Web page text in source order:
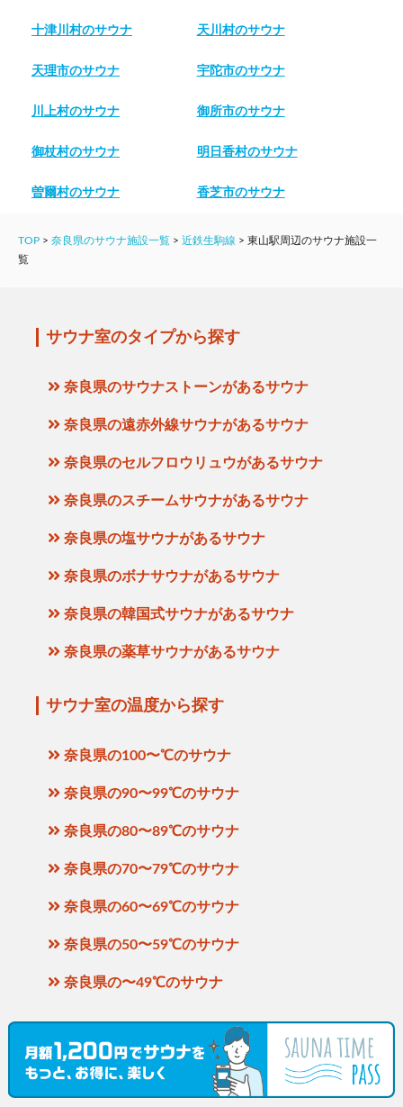
十津川村のサウナ 天川村のサウナ
天理市のサウナ 宇陀市のサウナ
川上村のサウナ 御所市のサウナ
御杖村のサウナ 明日香村のサウナ
曽爾村のサウナ 香芝市のサウナ
TOP > 奈良県のサウナ施設一覧 > 近鉄生駒線 > 東山駅周辺のサウナ施設一
覧
サウナ室のタイプから探す
奈良県のサウナストーンがあるサウナ
奈良県の遠赤外線サウナがあるサウナ
奈良県のセルフロウリュウがあるサウナ
奈良県のスチームサウナがあるサウナ
奈良県の塩サウナがあるサウナ
奈良県のボナサウナがあるサウナ
奈良県の韓国式サウナがあるサウナ
奈良県の薬草サウナがあるサウナ
サウナ室の温度から探す
奈良県の100〜℃のサウナ
奈良県の90〜99℃のサウナ
奈良県の80〜89℃のサウナ
奈良県の70〜79℃のサウナ
奈良県の60〜69℃のサウナ
奈良県の50〜59℃のサウナ
奈良県の〜49℃のサウナ
奈良県の21〜℃の水風呂があるサウナ